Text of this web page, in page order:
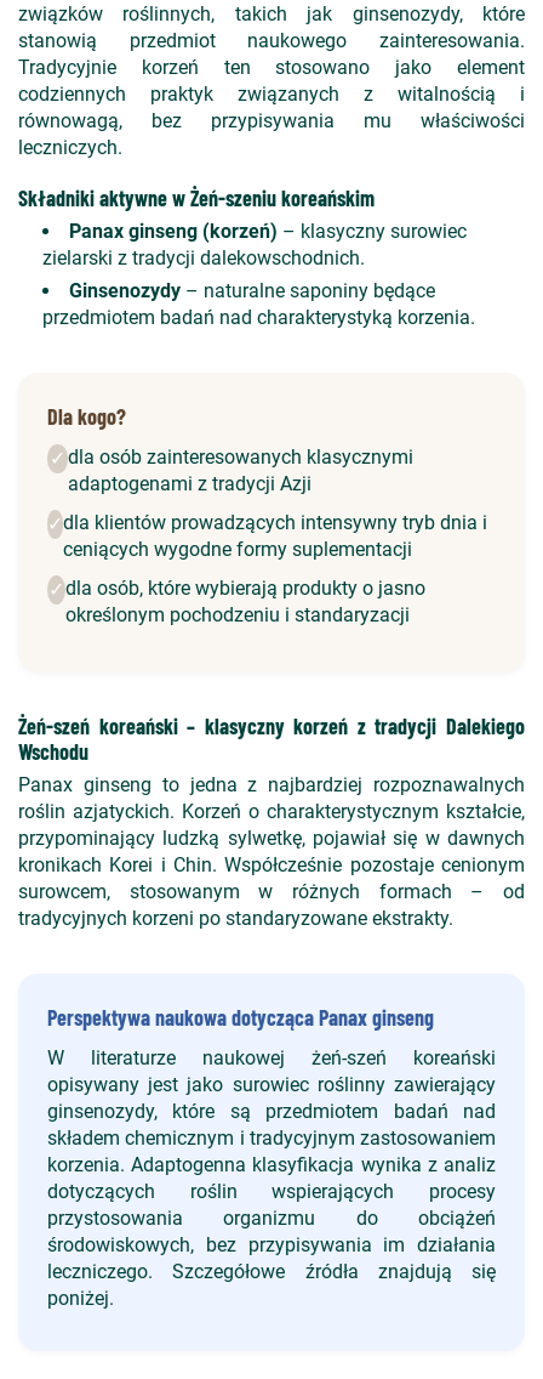
związków roślinnych, takich jak ginsenozydy, które
stanowią przedmiot naukowego zainteresowania.
Tradycyjnie korzeń ten stosowano jako element
codziennych praktyk związanych z witalnością i
równowagą, bez przypisywania mu właściwości
leczniczych.
Składniki aktywne w Żeń-szeniu koreańskim
Panax ginseng (korzeń) – klasyczny surowiec
zielarski z tradycji dalekowschodnich.
Ginsenozydy – naturalne saponiny będące
przedmiotem badań nad charakterystyką korzenia.
Dla kogo?
✓dla osób zainteresowanych klasycznymi
adaptogenami z tradycji Azji
✓dla klientów prowadzących intensywny tryb dnia i
ceniących wygodne formy suplementacji
✓dla osób, które wybierają produkty o jasno
określonym pochodzeniu i standaryzacji
Żeń-szeń koreański – klasyczny korzeń z tradycji Dalekiego
Wschodu
Panax ginseng to jedna z najbardziej rozpoznawalnych
roślin azjatyckich. Korzeń o charakterystycznym kształcie,
przypominający ludzką sylwetkę, pojawiał się w dawnych
kronikach Korei i Chin. Współcześnie pozostaje cenionym
surowcem, stosowanym w różnych formach – od
tradycyjnych korzeni po standaryzowane ekstrakty.
Perspektywa naukowa dotycząca Panax ginseng
W literaturze naukowej żeń-szeń koreański
opisywany jest jako surowiec roślinny zawierający
ginsenozydy, które są przedmiotem badań nad
składem chemicznym i tradycyjnym zastosowaniem
korzenia. Adaptogenna klasyfikacja wynika z analiz
dotyczących roślin wspierających procesy
przystosowania organizmu do obciążeń
środowiskowych, bez przypisywania im działania
leczniczego. Szczegółowe źródła znajdują się
poniżej.